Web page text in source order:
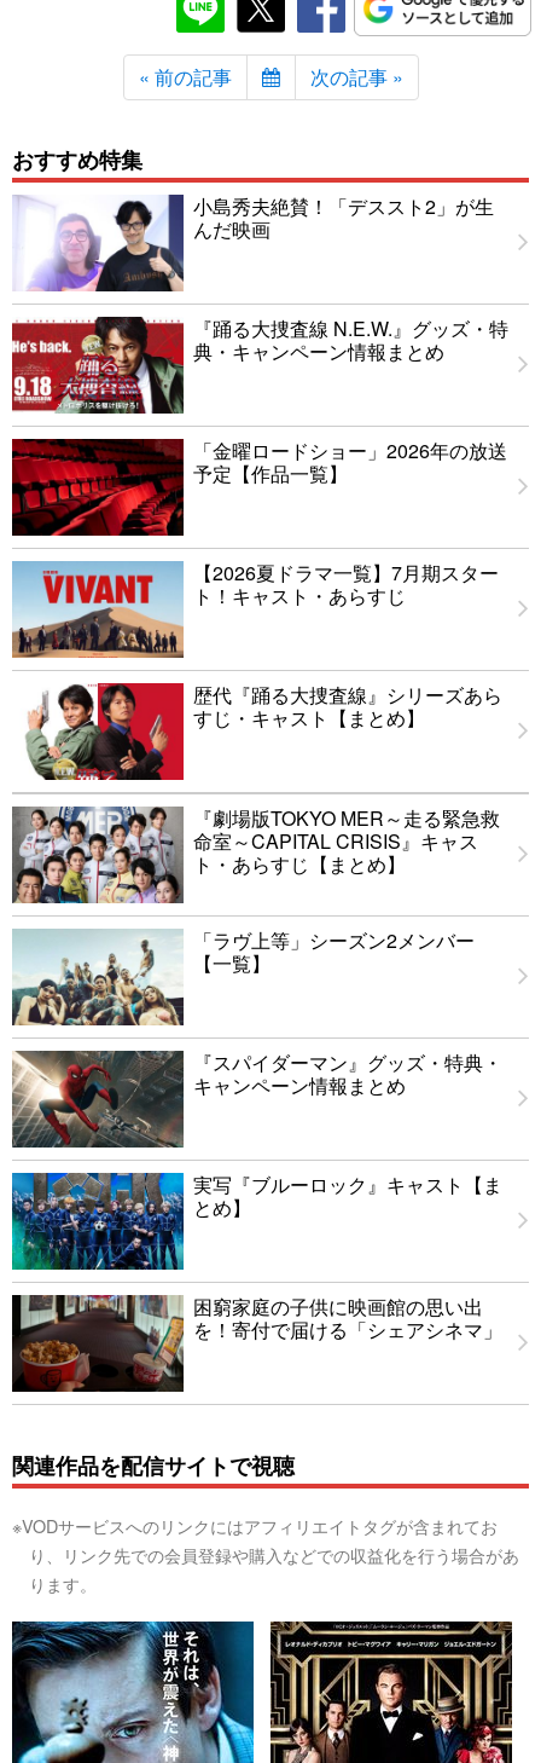
« 前の記事 次の記事 »
おすすめ特集
小島秀夫絶賛！「デススト2」が生
んだ映画
『踊る大捜査線 N.E.W.』グッズ・特
典・キャンペーン情報まとめ
「金曜ロードショー」2026年の放送
予定【作品一覧】
【2026夏ドラマ一覧】7月期スター
ト！キャスト・あらすじ
歴代『踊る大捜査線』シリーズあら
すじ・キャスト【まとめ】
『劇場版TOKYO MER～走る緊急救
命室～CAPITAL CRISIS』キャス
ト・あらすじ【まとめ】
「ラヴ上等」シーズン2メンバー
【一覧】
『スパイダーマン』グッズ・特典・
キャンペーン情報まとめ
実写『ブルーロック』キャスト【ま
とめ】
困窮家庭の子供に映画館の思い出
を！寄付で届ける「シェアシネマ」
関連作品を配信サイトで視聴
※VODサービスへのリンクにはアフィリエイトタグが含まれてお
り、リンク先での会員登録や購入などでの収益化を行う場合があ
ります。